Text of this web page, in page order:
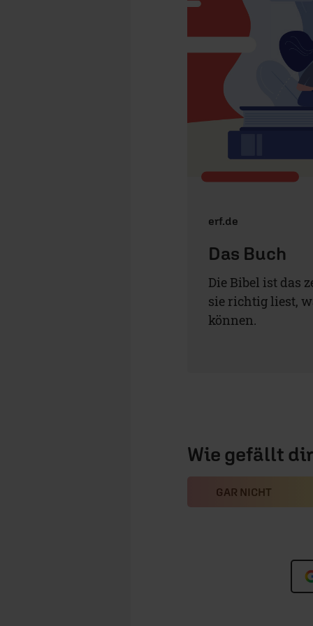
erf.de
Das Buch
Die Bibel ist das
sie richtig liest,
können.
Wie gefällt
GAR NICHT